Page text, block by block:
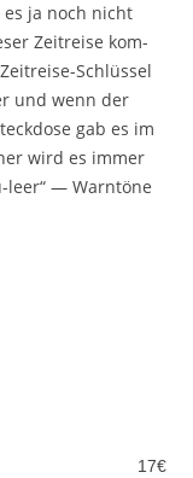
es ja noch nicht
Zeit­rei­se kom­
Schlüs­sel
und wenn der
gab es im
wird es immer
leer“ — Warn­tö­ne
17€